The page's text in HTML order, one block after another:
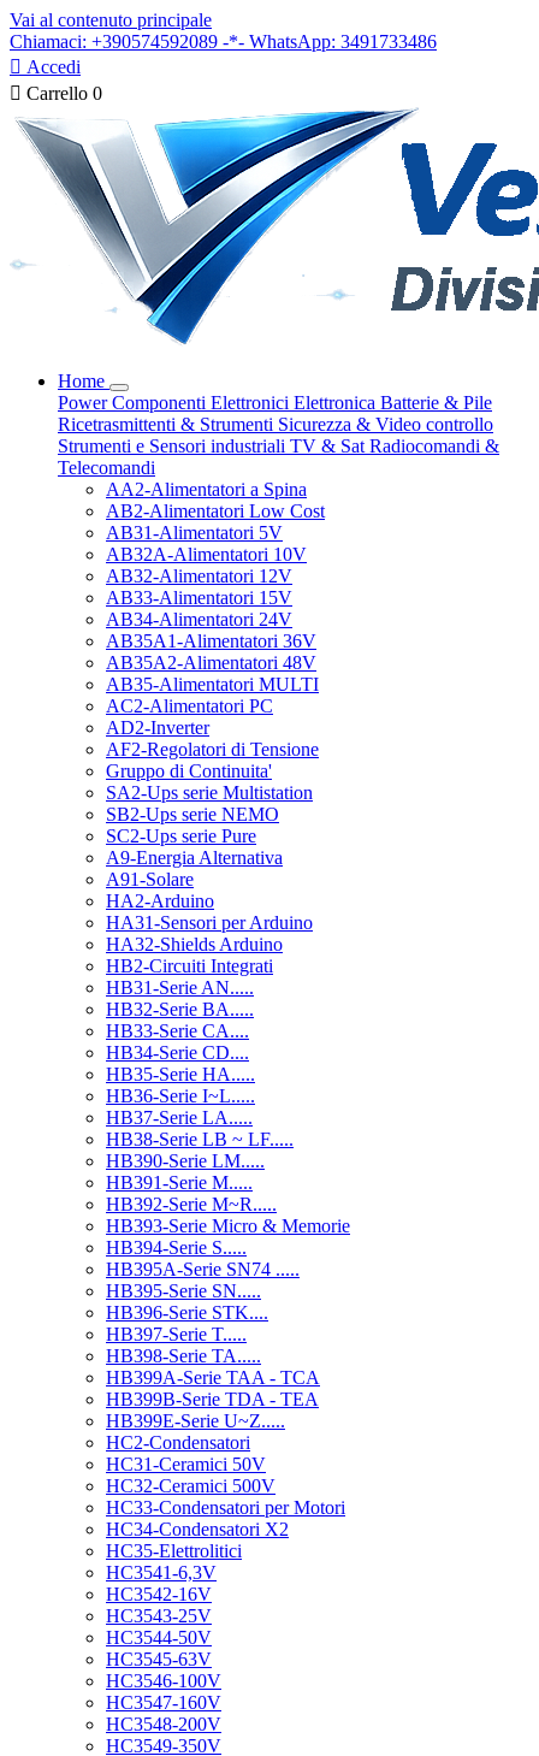
Vai al contenuto principale
Chiamaci: +390574592089 -*- WhatsApp: 3491733486
 Accedi
 Carrello 0
Home
PowerComponenti Elettronici Elettronica Batterie & Pile
Ricetrasmittenti & Strumenti Sicurezza & Video controllo
Strumenti e Sensori industriali TV & Sat Radiocomandi &
Telecomandi
AA2-Alimentatori a Spina
AB2-Alimentatori Low Cost
AB31-Alimentatori 5V
AB32A-Alimentatori 10V
AB32-Alimentatori 12V
AB33-Alimentatori 15V
AB34-Alimentatori 24V
AB35A1-Alimentatori 36V
AB35A2-Alimentatori 48V
AB35-Alimentatori MULTI
AC2-Alimentatori PC
AD2-Inverter
AF2-Regolatori di Tensione
Gruppo di Continuita'
SA2-Ups serie Multistation
SB2-Ups serie NEMO
SC2-Ups serie Pure
A9-Energia Alternativa
A91-Solare
HA2-Arduino
HA31-Sensori per Arduino
HA32-Shields Arduino
HB2-Circuiti Integrati
HB31-Serie AN.....
HB32-Serie BA.....
HB33-Serie CA....
HB34-Serie CD....
HB35-Serie HA.....
HB36-Serie I~L.....
HB37-Serie LA.....
HB38-Serie LB ~ LF.....
HB390-Serie LM.....
HB391-Serie M.....
HB392-Serie M~R.....
HB393-Serie Micro & Memorie
HB394-Serie S.....
HB395A-Serie SN74 .....
HB395-Serie SN.....
HB396-Serie STK....
HB397-Serie T.....
HB398-Serie TA.....
HB399A-Serie TAA - TCA
HB399B-Serie TDA - TEA
HB399E-Serie U~Z.....
HC2-Condensatori
HC31-Ceramici 50V
HC32-Ceramici 500V
HC33-Condensatori per Motori
HC34-Condensatori X2
HC35-Elettrolitici
HC3541-6,3V
HC3542-16V
HC3543-25V
HC3544-50V
HC3545-63V
HC3546-100V
HC3547-160V
HC3548-200V
HC3549-350V